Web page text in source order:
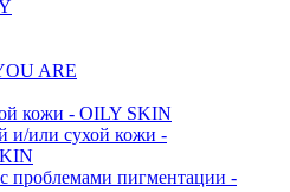
ARE
кожи - OILY SKIN
и/или сухой кожи -
проблемами пигментации -